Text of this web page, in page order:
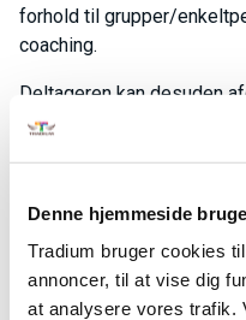
Denne hjemmeside
Tradium bruger cookies
annoncer, til at vise dig
at analysere vores trafik.
forhold til grupper/
coaching.
Deltageren kan desuden
skabe et optimalt miljø
niveau, og introducere
Undervisningstid:
Man-fre fra kl. 8:00 – 15:24
Kontakt: